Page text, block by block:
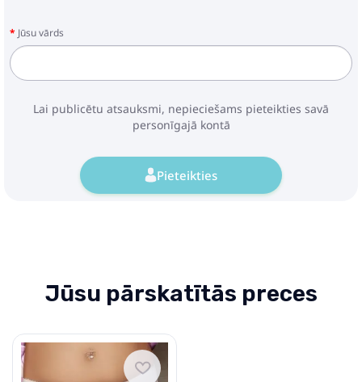
Jūsu vārds
Lai publicētu atsauksmi, nepieciešams pieteikties savā
personīgajā kontā
Pieteikties
Jūsu pārskatītās preces